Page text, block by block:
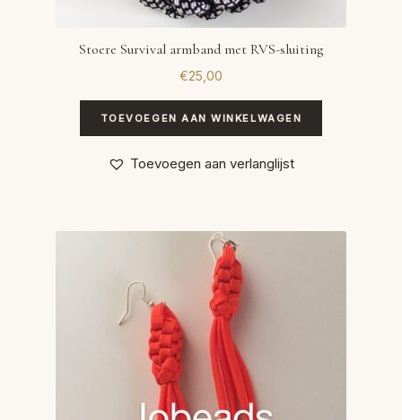
Stoere Survival armband met RVS-sluiting
€25,00
TOEVOEGEN AAN WINKELWAGEN
Toevoegen aan verlanglijst